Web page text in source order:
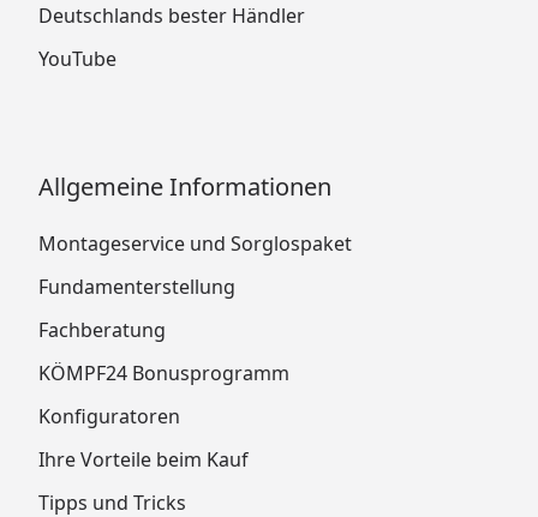
Deutschlands bester Händler
YouTube
Allgemeine Informationen
Montageservice und Sorglospaket
Fundamenterstellung
Fachberatung
KÖMPF24 Bonusprogramm
Konfiguratoren
Ihre Vorteile beim Kauf
Tipps und Tricks